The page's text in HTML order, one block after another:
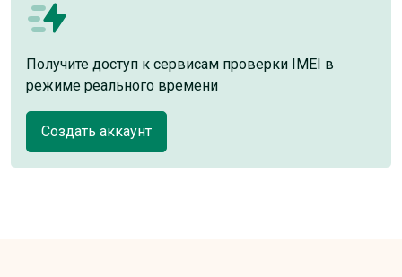
Получите доступ к сервисам проверки IMEI в
режиме реального времени
Создать аккаунт